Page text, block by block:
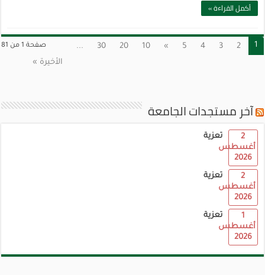
أكمل القراءة »
صفحة 1 من 81 1
2
3
4
5
»
10
20
30
...
الأخيرة »
آخر مستجدات الجامعة
تعزية
2
أغسطس
2026
تعزية
2
أغسطس
2026
تعزية
1
أغسطس
2026